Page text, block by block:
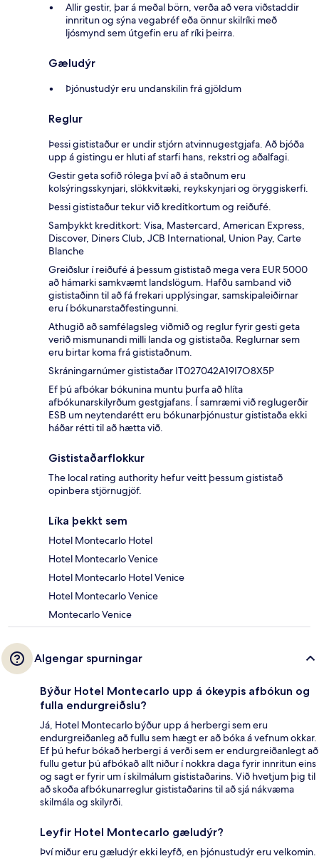
Allir gestir, þar á meðal börn, verða að vera viðstaddir
innritun og sýna vegabréf eða önnur skilríki með
ljósmynd sem útgefin eru af ríki þeirra.
Gæludýr
Þjónustudýr eru undanskilin frá gjöldum
Reglur
Þessi gististaður er undir stjórn atvinnugestgjafa. Að bjóða
upp á gistingu er hluti af starfi hans, rekstri og aðalfagi.
Gestir geta sofið rólega því að á staðnum eru
kolsýringsskynjari, slökkvitæki, reykskynjari og öryggiskerfi.
Þessi gististaður tekur við kreditkortum og reiðufé.
Samþykkt kreditkort: Visa, Mastercard, American Express,
Discover, Diners Club, JCB International, Union Pay, Carte
Blanche
Greiðslur í reiðufé á þessum gististað mega vera EUR 5000
að hámarki samkvæmt landslögum. Hafðu samband við
gististaðinn til að fá frekari upplýsingar, samskipaleiðirnar
eru í bókunarstaðfestingunni.
Athugið að samfélagsleg viðmið og reglur fyrir gesti geta
verið mismunandi milli landa og gististaða. Reglurnar sem
eru birtar koma frá gististaðnum.
Skráningarnúmer gististaðar IT027042A19I7O8X5P
Ef þú afbókar bókunina muntu þurfa að hlíta
afbókunarskilyrðum gestgjafans. Í samræmi við reglugerðir
ESB um neytendarétt eru bókunarþjónustur gististaða ekki
háðar rétti til að hætta við.
Gististaðarflokkur
The local rating authority hefur veitt þessum gististað
opinbera stjörnugjöf.
Líka þekkt sem
Hotel Montecarlo Hotel
Hotel Montecarlo Venice
Hotel Montecarlo Hotel Venice
Hotel Montecarlo Venice
Montecarlo Venice
Algengar spurningar
Býður Hotel Montecarlo upp á ókeypis afbókun og
fulla endurgreiðslu?
Já, Hotel Montecarlo býður upp á herbergi sem eru
endurgreiðanleg að fullu sem hægt er að bóka á vefnum okkar.
Ef þú hefur bókað herbergi á verði sem er endurgreiðanlegt að
fullu getur þú afbókað allt niður í nokkra daga fyrir innritun eins
og sagt er fyrir um í skilmálum gististaðarins. Við hvetjum þig til
að skoða afbókunarreglur gististaðarins til að sjá nákvæma
skilmála og skilyrði.
Leyfir Hotel Montecarlo gæludýr?
Því miður eru gæludýr ekki leyfð, en þjónustudýr eru velkomin.